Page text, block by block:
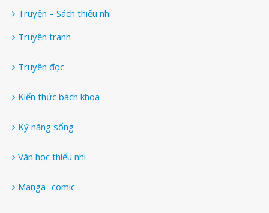
Truyện – Sách thiếu nhi
Truyện tranh
Truyện đọc
Kiến thức bách khoa
Kỹ năng sống
Văn học thiếu nhi
Manga- comic